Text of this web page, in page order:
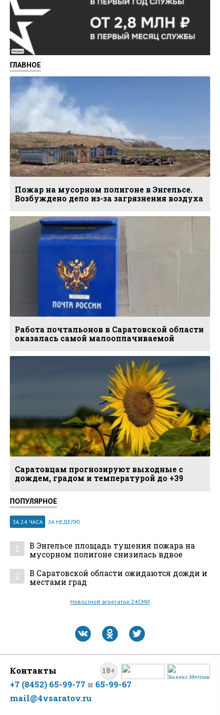
Реклама
ГЛАВНОЕ
Пожар на мусорном полигоне в Энгельсе.
Возбуждено дело из-за загрязнения воздуха
Работа почтальонов в Саратовской области
оказалась самой малооплачиваемой
Саратовцам прогнозируют выходные с
дождем, градом и температурой до +39
ПОПУЛЯРНОЕ
ЗА 24 ЧАСА ЗА НЕДЕЛЮ
1
В Энгельсе площадь тушения пожара на
мусорном полигоне снизилась вдвое
2
В Саратовской области ожидаются дожди и
местами град
Новостной агрегатор 24СМИ
18+
Контакты
+7 (8452) 65-99-77 и 65-99-67
mail@4vsaratov.ru